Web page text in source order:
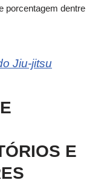
porcentagem dentre
Jiu-jitsu
E